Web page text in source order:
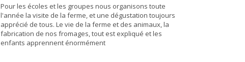
Pour les écoles et les groupes nous organisons toute
l'année la visite de la ferme, et une dégustation toujours
apprécié de tous. Le vie de la ferme et des animaux, la
fabrication de nos fromages, tout est expliqué et les
enfants apprennent énormément